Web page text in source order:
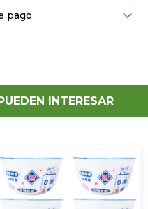
pago
INTERESAR